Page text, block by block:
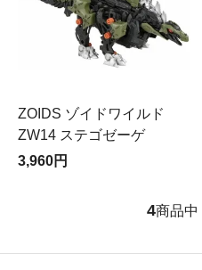
ZOIDS ゾイドワイルド
ZW14 ステゴゼーゲ
3,960円
4商品中